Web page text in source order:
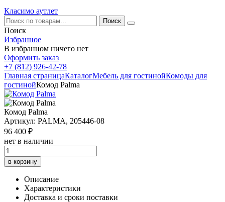
Класимо аутлет
Поиск
Избранное
В избранном ничего нет
Оформить заказ
+7 (812) 926-42-78
Главная страницаКаталогМебель для гостинойКомоды для
гостинойКомод Palma
Комод Palma
Артикул: PALMA, 205446-08
96 400 ₽
нет в наличии
в корзину
Описание
Характеристики
Доставка и сроки поставки